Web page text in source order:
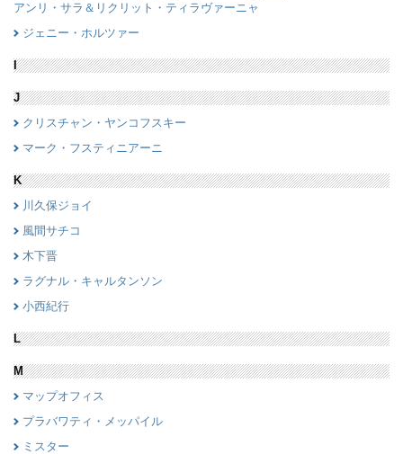
アンリ・サラ＆リクリット・ティラヴァーニャ
ジェニー・ホルツァー
I
J
クリスチャン・ヤンコフスキー
マーク・フスティニアーニ
K
川久保ジョイ
風間サチコ
木下晋
ラグナル・キャルタンソン
小西紀行
L
M
マップオフィス
プラバワティ・メッパイル
ミスター